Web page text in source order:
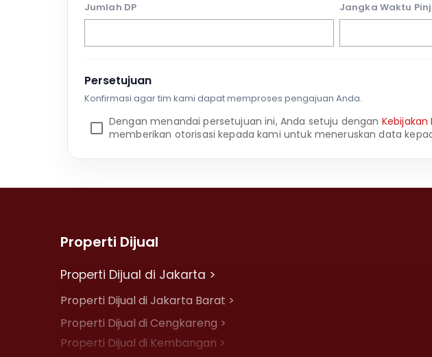
Jumlah DP
Jangka Waktu
Persetujuan
Konfirmasi agar tim kami dapat memproses pengajuan Anda.
Dengan menandai persetujuan ini, Anda setuju dengan Kebijakan
memberikan otorisasi kepada kami untuk meneruskan data
Properti Dijual
Properti Dijual di Jakarta >
Properti Dijual di Jakarta Barat >
Properti Dijual di Cengkareng >
Properti Dijual di Kembangan >